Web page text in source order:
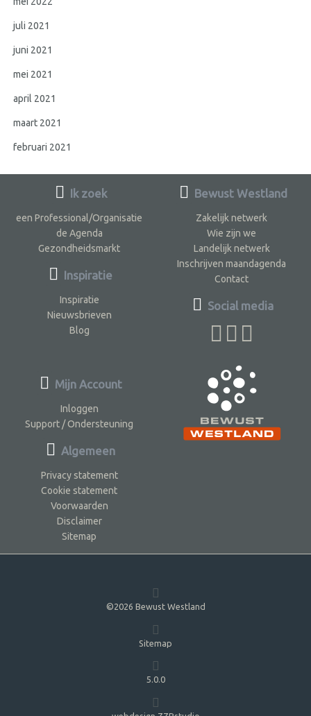
juli 2021
juni 2021
mei 2021
april 2021
maart 2021
februari 2021
Ik zoek
een Professional/Organisatie
de Agenda
Gezondheidsmarkt
Inspiratie
Inspiratie
Nieuwsbrieven
Blog
Bewust Westland
Zakelijk netwerk
Wie zijn we
Landelijk netwerk
Inschrijven maandagenda
Contact
Social media
Mijn Account
Inloggen
Support / Ondersteuning
Algemeen
Privacy statement
Cookie statement
Voorwaarden
Disclaimer
Sitemap
©2026 Bewust Westland
Sitemap
5.0.0